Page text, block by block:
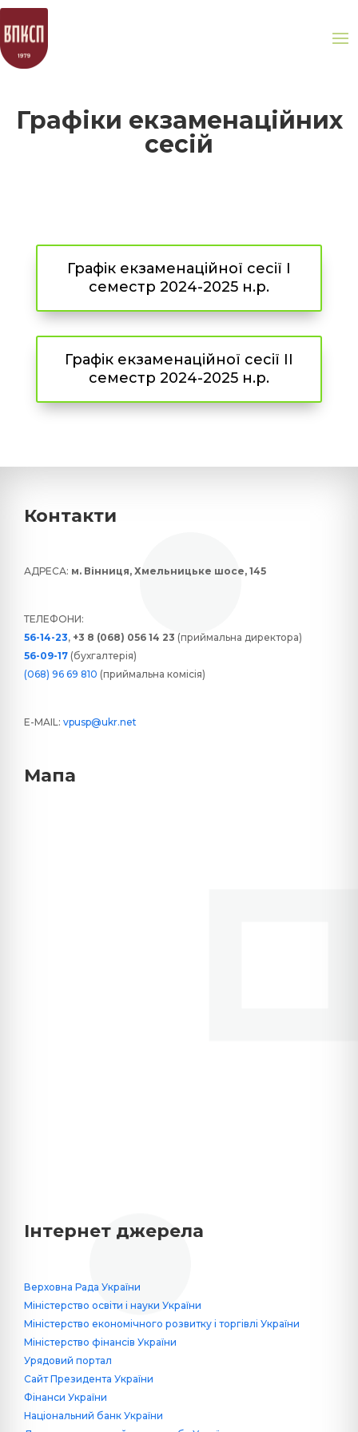
Графіки екзаменаційних
сесій
Графік екзаменаційної сесії І
семестр 2024-2025 н.р.
Графік екзаменаційної сесії ІІ
семестр 2024-2025 н.р.
Контакти
АДРЕСА: м. Вінниця, Хмельницьке шосе, 145
ТЕЛЕФОНИ:
56-14-23, +3 8 (068) 056 14 23 (приймальна директора)
56-09-17 (бухгалтерія)
(068) 96 69 810 (приймальна комісія)
E-MAIL: vpusp@ukr.net
Мапа
Інтернет джерела
Верховна Рада України
Міністерство освіти і науки України
Міністерство економічного розвитку і торгівлі України
Міністерство фінансів України
Урядовий портал
Сайт Президента України
Фінанси України
Національний банк України